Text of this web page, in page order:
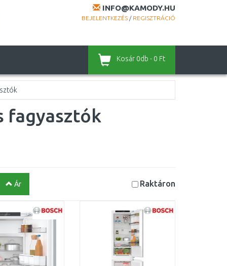
INFO@KAMODY.HU
BEJELENTKEZÉS / REGISZTRÁCIÓ
Kosár 0db - 0 Ft
fagyasztók
Ár Raktáron